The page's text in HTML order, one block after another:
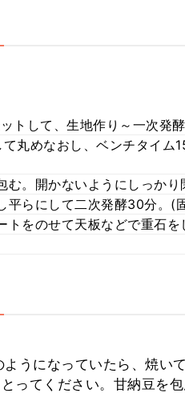
トして、生地作り～一次発酵
丸めなおし、ベンチタイム
。開かないようにしっかり
平らにして二次発酵30分。(
トをのせて天板などで重石
うになっていたら、焼い
ってください。甘納豆を